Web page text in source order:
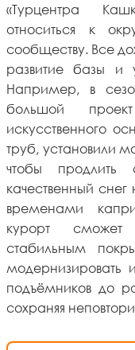
«Турцентра
относиться к
сообществу. Все
развитие базы и
Например, в
большой
искусственного
труб, установили
чтобы продлить
качественный
временами
курорт сможет
стабильным
модернизировать
подъёмников до
сохраняя